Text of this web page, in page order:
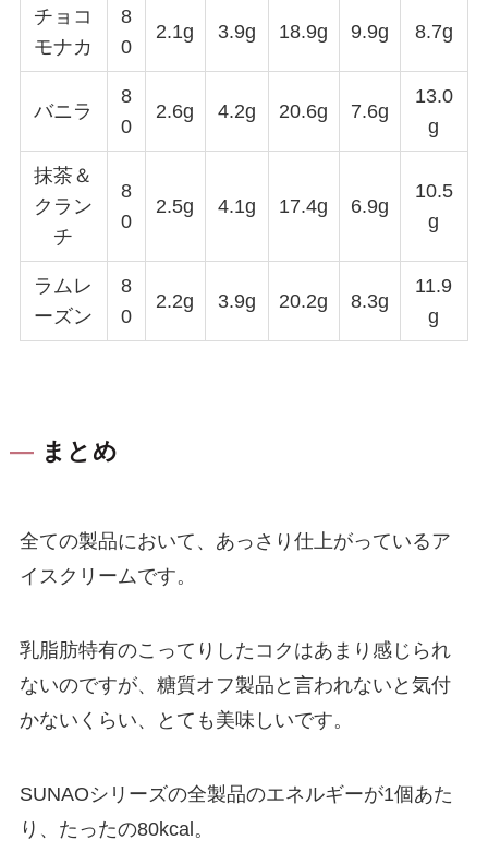
チョコ
モナカ
8
0
2.1g 3.9g 18.9g 9.9g 8.7g
バニラ
8
0
2.6g 4.2g 20.6g 7.6g
13.0
g
抹茶＆
クラン
チ
8
0
2.5g 4.1g 17.4g 6.9g
10.5
g
ラムレ
ーズン
8
0
2.2g 3.9g 20.2g 8.3g
11.9
g
まとめ
全ての製品において、あっさり仕上がっているア
イスクリームです。
乳脂肪特有のこってりしたコクはあまり感じられ
ないのですが、糖質オフ製品と言われないと気付
かないくらい、とても美味しいです。
SUNAOシリーズの全製品のエネルギーが1個あた
り、たったの80kcal。